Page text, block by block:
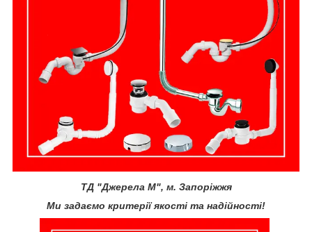
ТД "Джерела М", м. Запоріжжя
Ми задаємо критерії якості та надійності!